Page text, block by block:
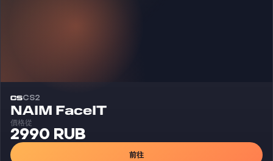
CS2
NAIM FaceIT外挂
價格從
2990 RUB
前往